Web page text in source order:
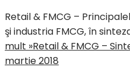
Retail & FMCG –
şi industria FMCG, în
mult »Retail & FMCG –
martie 2018